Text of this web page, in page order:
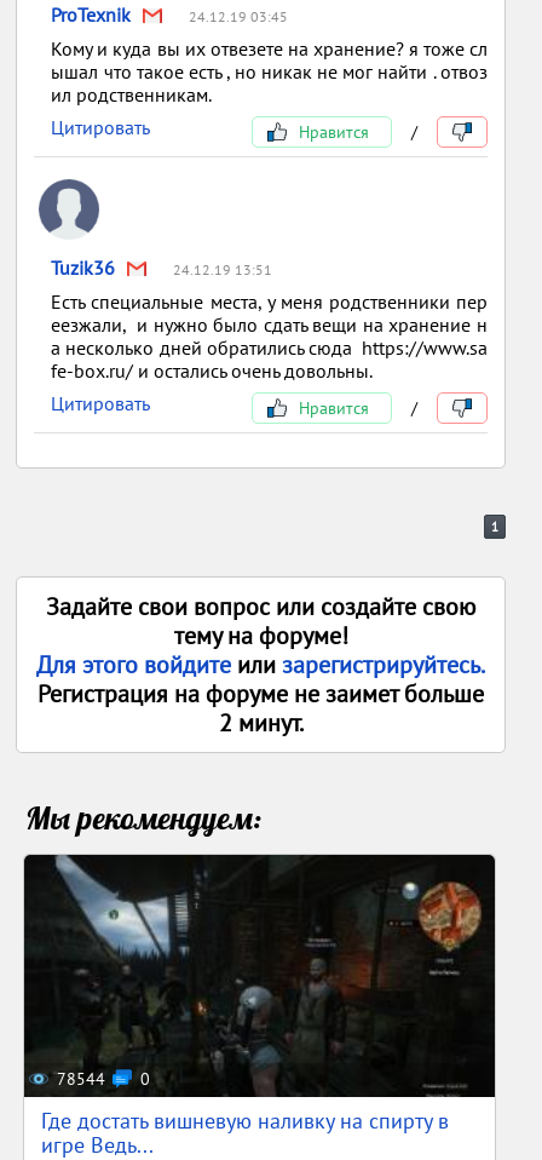
ProTexnik 24.12.19 03:45
Кому и куда вы их отвезете на хранение? я тоже сл
ышал что такое есть , но никак не мог найти . отвоз
ил родственникам.
Цитировать
Нравится /
Tuzik36 24.12.19 13:51
Есть специальные места, у меня родственники пер
еезжали, и нужно было сдать вещи на хранение н
а несколько дней обратились сюда https://www.sa
fe-box.ru/ и остались очень довольны.
Цитировать
Нравится /
1
Задайте свои вопрос или создайте свою
тему на форуме!
Для этого войдите илизарегистрируйтесь.
Регистрация на форуме не заимет больше
2 минут.
Мы рекомендуем:
78544 0
Где достать вишневую наливку на спирту в
игре Ведь...